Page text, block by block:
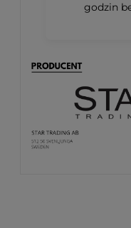
godzin